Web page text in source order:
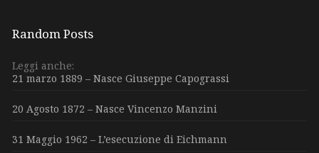
Random Posts
Leggi anche:
21 marzo 1889 – Nasce Giuseppe Capograssi
20 Agosto 1872 – Nasce Vincenzo Manzini
31 Maggio 1962 – L’esecuzione di Eichmann